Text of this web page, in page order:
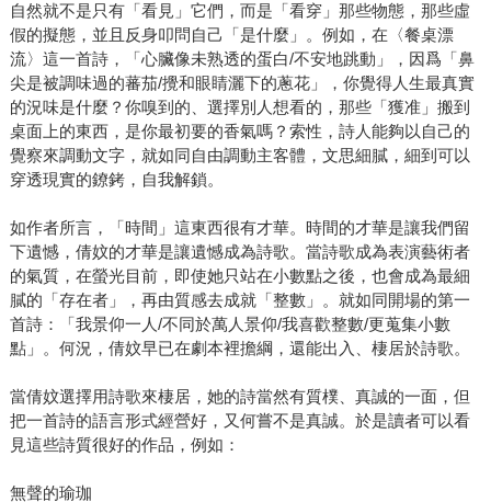
自然就不是只有「看見」它們，而是「看穿」那些物態，那些虛
假的擬態，並且反身叩問自己「是什麼」。例如，在〈餐桌漂
流〉這一首詩，「心臟像未熟透的蛋白/不安地跳動」，因爲「鼻
尖是被調味過的蕃茄/攪和眼睛灑下的蔥花」，你覺得人生最真實
的況味是什麼？你嗅到的、選擇別人想看的，那些「獲准」搬到
桌面上的東西，是你最初要的香氣嗎？索性，詩人能夠以自己的
覺察來調動文字，就如同自由調動主客體，文思細膩，細到可以
穿透現實的鐐銬，自我解鎖。
如作者所言，「時間」這東西很有才華。時間的才華是讓我們留
下遺憾，倩妏的才華是讓遺憾成為詩歌。當詩歌成為表演藝術者
的氣質，在螢光目前，即使她只站在小數點之後，也會成為最細
膩的「存在者」，再由質感去成就「整數」。就如同開場的第一
首詩：「我景仰一人/不同於萬人景仰/我喜歡整數/更蒐集小數
點」。何況，倩妏早已在劇本裡擔綱，還能出入、棲居於詩歌。
當倩妏選擇用詩歌來棲居，她的詩當然有質樸、真誠的一面，但
把一首詩的語言形式經營好，又何嘗不是真誠。於是讀者可以看
見這些詩質很好的作品，例如：
無聲的瑜珈